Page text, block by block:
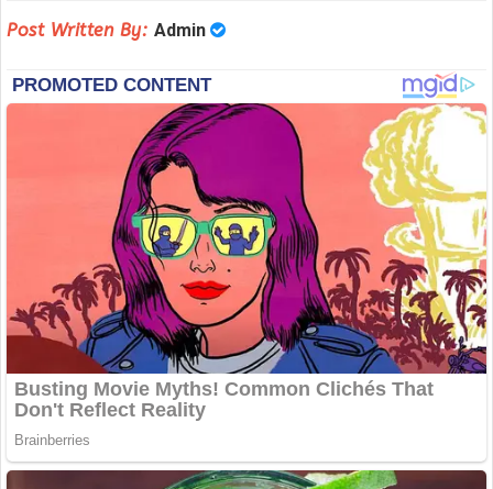
Post Written By: Admin